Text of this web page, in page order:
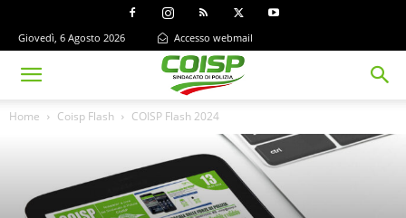
Giovedì, 6 Agosto 2026 Accesso webmail
Home Coisp Flash COISP Flash 2024